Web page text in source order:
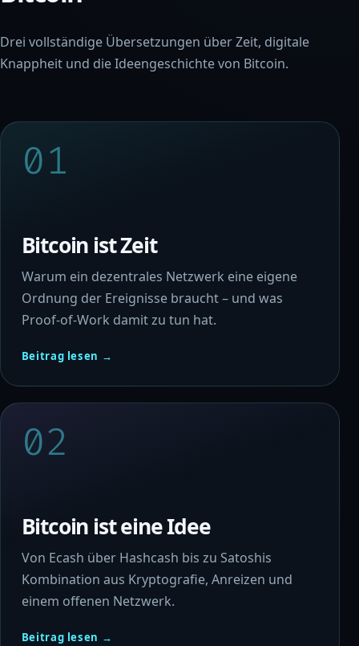
Drei vollständige Übersetzungen über Zeit, digitale
Knappheit und die Ideengeschichte von Bitcoin.
01
Bitcoin ist Zeit
Warum ein dezentrales Netzwerk eine eigene
Ordnung der Ereignisse braucht – und was
Proof-of-Work damit zu tun hat.
Beitrag lesen →
02
Bitcoin ist eine Idee
Von Ecash über Hashcash bis zu Satoshis
Kombination aus Kryptografie, Anreizen und
einem offenen Netzwerk.
Beitrag lesen →